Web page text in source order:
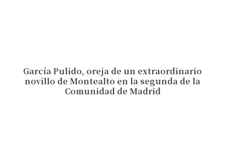
García Pulido, oreja de un extraordinario
novillo de Montealto en la segunda de la
Comunidad de Madrid